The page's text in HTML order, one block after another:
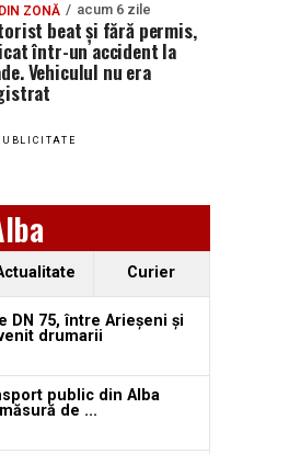
ZONĂ acum 6 zile
beat și fără permis,
într-un accident la
Vehiculul nu era
Curier
DN 75, între Arieșeni și
drumarii
public din Alba
de ...